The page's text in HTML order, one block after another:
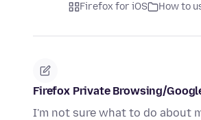
Firefox for iOS How to
Firefox Private Browsing/
I'm not sure what to do about